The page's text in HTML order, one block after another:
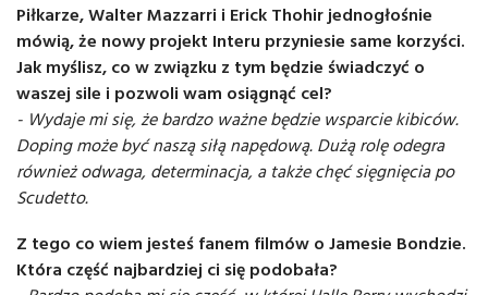
Piłkarze, Walter Mazzarri i Erick Thohir jednogłośnie
mówią, że nowy projekt Interu przyniesie same korzyści.
Jak myślisz, co w związku z tym będzie świadczyć o
waszej sile i pozwoli wam osiągnąć cel?
- Wydaje mi się, że bardzo ważne będzie wsparcie kibiców.
Doping może być naszą siłą napędową. Dużą rolę odegra
również odwaga, determinacja, a także chęć sięgnięcia po
Scudetto.
Z tego co wiem jesteś fanem filmów o Jamesie Bondzie.
Która część najbardziej ci się podobała?